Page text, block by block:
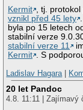
Kermit , tj.
vznikl před 45 lety
byla po 15 letech
stabilní verze
stabilní verze 11
Kermit . S
Ladislav Hagara |
20 let Pandoc
4.8. 11:11 | Zajímavý